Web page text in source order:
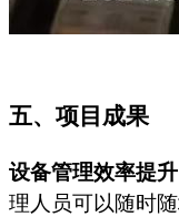
五、项目成果
设备管理效率提升
理人员可以随时